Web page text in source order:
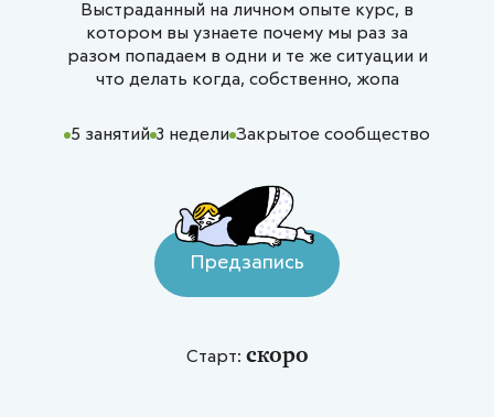
Выстраданный на личном опыте курс, в
котором вы узнаете почему мы раз за
разом попадаем в одни и те же ситуации и
что делать когда, собственно, жопа
5 занятий 3 недели Закрытое сообщество
Предзапись
Старт: скоро